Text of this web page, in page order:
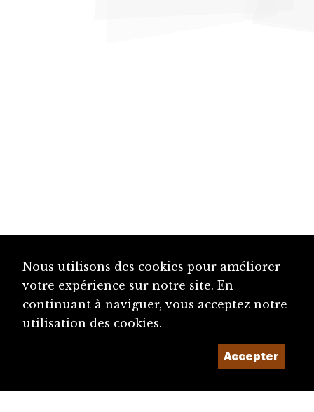
Nous utilisons des cookies pour améliorer
votre expérience sur notre site. En
continuant à naviguer, vous acceptez notre
utilisation des cookies.
Accepter